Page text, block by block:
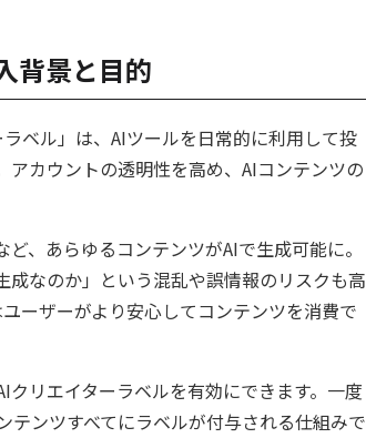
背景と目的
ベル」は、AIツールを日常的に利用して投
カウントの透明性を高め、AIコンテンツの
、あらゆるコンテンツがAIで生成可能に。
成なのか」という混乱や誤情報のリスクも高
ーザーがより安心してコンテンツを消費で
リエイターラベルを有効にできます。一度
ンツすべてにラベルが付与される仕組みで